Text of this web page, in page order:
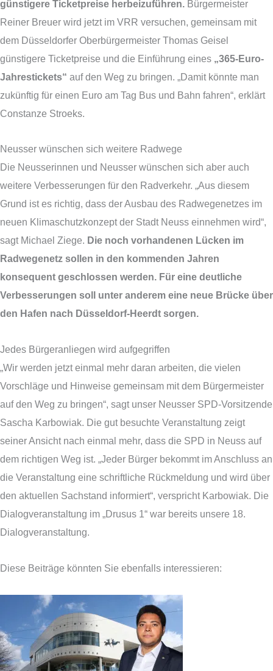
günstigere Ticketpreise herbeizuführen. Bürgermeister
Reiner Breuer wird jetzt im VRR versuchen, gemeinsam mit
dem Düsseldorfer Oberbürgermeister Thomas Geisel
günstigere Ticketpreise und die Einführung eines „365-Euro-
Jahrestickets“ auf den Weg zu bringen. „Damit könnte man
zukünftig für einen Euro am Tag Bus und Bahn fahren“, erklärt
Constanze Stroeks.
Neusser wünschen sich weitere Radwege
Die Neusserinnen und Neusser wünschen sich aber auch
weitere Verbesserungen für den Radverkehr. „Aus diesem
Grund ist es richtig, dass der Ausbau des Radwegenetzes im
neuen Klimaschutzkonzept der Stadt Neuss einnehmen wird“,
sagt Michael Ziege. Die noch vorhandenen Lücken im
Radwegenetz sollen in den kommenden Jahren
konsequent geschlossen werden. Für eine deutliche
Verbesserungen soll unter anderem eine neue Brücke über
den Hafen nach Düsseldorf-Heerdt sorgen.
Jedes Bürgeranliegen wird aufgegriffen
„Wir werden jetzt einmal mehr daran arbeiten, die vielen
Vorschläge und Hinweise gemeinsam mit dem Bürgermeister
auf den Weg zu bringen“, sagt unser Neusser SPD-Vorsitzende
Sascha Karbowiak. Die gut besuchte Veranstaltung zeigt
seiner Ansicht nach einmal mehr, dass die SPD in Neuss auf
dem richtigen Weg ist. „Jeder Bürger bekommt im Anschluss an
die Veranstaltung eine schriftliche Rückmeldung und wird über
den aktuellen Sachstand informiert“, verspricht Karbowiak. Die
Dialogveranstaltung im „Drusus 1“ war bereits unsere 18.
Dialogveranstaltung.
Diese Beiträge könnten Sie ebenfalls interessieren: